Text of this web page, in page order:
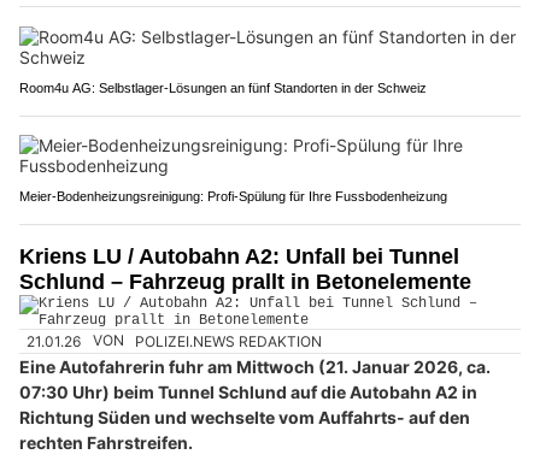
Room4u AG: Selbstlager-Lösungen an fünf Standorten in der Schweiz
Meier-Bodenheizungsreinigung: Profi-Spülung für Ihre Fussbodenheizung
Kriens LU / Autobahn A2: Unfall bei Tunnel
Schlund – Fahrzeug prallt in Betonelemente
21.01.26 VON POLIZEI.NEWS REDAKTION
Eine Autofahrerin fuhr am Mittwoch (21. Januar 2026, ca.
07:30 Uhr) beim Tunnel Schlund auf die Autobahn A2 in
Richtung Süden und wechselte vom Auffahrts- auf den
rechten Fahrstreifen.